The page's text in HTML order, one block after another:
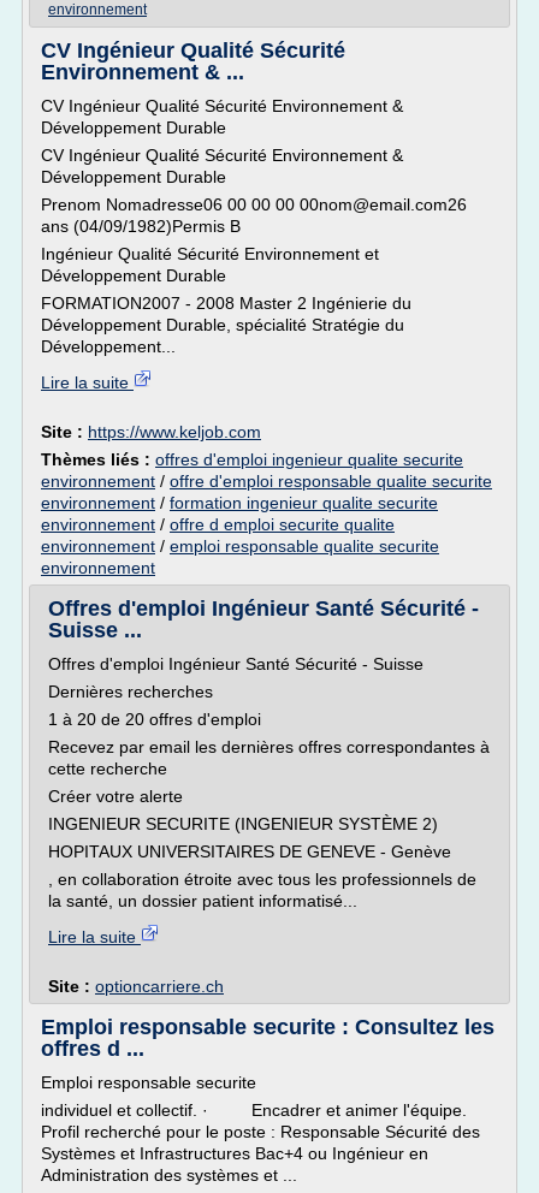
environnement
CV Ingénieur Qualité Sécurité
Environnement & ...
CV Ingénieur Qualité Sécurité Environnement &
Développement Durable
CV Ingénieur Qualité Sécurité Environnement &
Développement Durable
Prenom Nomadresse06 00 00 00 00nom@email.com26
ans (04/09/1982)Permis B
Ingénieur Qualité Sécurité Environnement et
Développement Durable
FORMATION2007 - 2008 Master 2 Ingénierie du
Développement Durable, spécialité Stratégie du
Développement...
Lire la suite
Site : https://www.keljob.com
Thèmes liés : offres d'emploi ingenieur qualite securite
environnement / offre d'emploi responsable qualite securite
environnement / formation ingenieur qualite securite
environnement / offre d emploi securite qualite
environnement / emploi responsable qualite securite
environnement
Offres d'emploi Ingénieur Santé Sécurité -
Suisse ...
Offres d'emploi Ingénieur Santé Sécurité - Suisse
Dernières recherches
1 à 20 de 20 offres d'emploi
Recevez par email les dernières offres correspondantes à
cette recherche
Créer votre alerte
INGENIEUR SECURITE (INGENIEUR SYSTÈME 2)
HOPITAUX UNIVERSITAIRES DE GENEVE - Genève
, en collaboration étroite avec tous les professionnels de
la santé, un dossier patient informatisé...
Lire la suite
Site : optioncarriere.ch
Emploi responsable securite : Consultez les
offres d ...
Emploi responsable securite
individuel et collectif. · Encadrer et animer l'équipe.
Profil recherché pour le poste : Responsable Sécurité des
Systèmes et Infrastructures Bac+4 ou Ingénieur en
Administration des systèmes et ...